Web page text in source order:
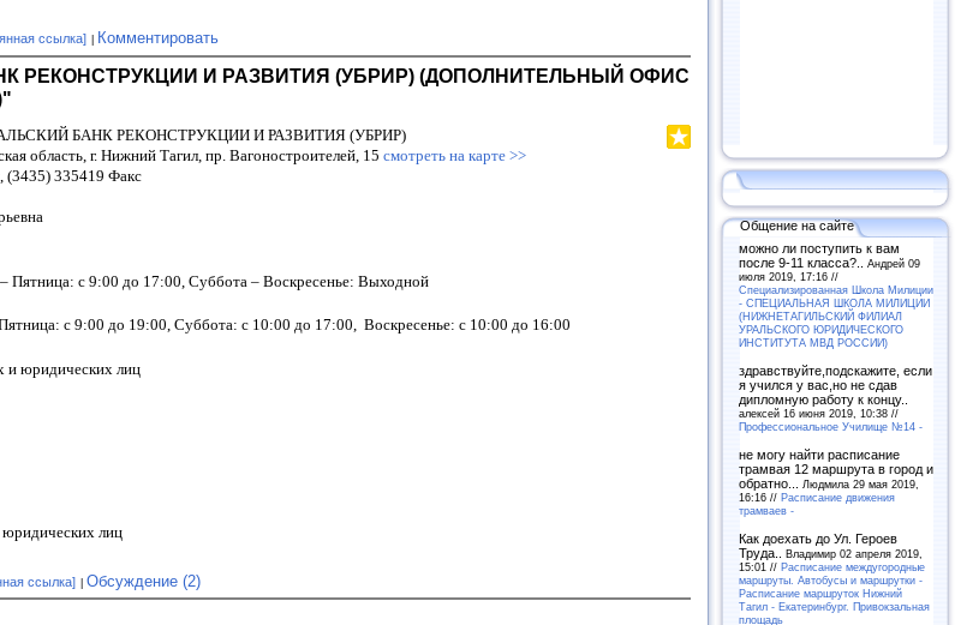
ссылка] Комментировать
РЕКОНСТРУКЦИИ И РАЗВИТИЯ (УБРИР) (ДОПОЛНИТЕЛЬНЫЙ ОФИС
БАНК РЕКОНСТРУКЦИИ И РАЗВИТИЯ (УБРИР)
область, г. Нижний Тагил, пр. Вагоностроителей, 15 смотреть на карте >>
335419 Факс
Пятница: с 9:00 до 17:00, Суббота – Воскресенье: Выходной
с 9:00 до 19:00, Суббота: с 10:00 до 17:00, Воскресенье: с 10:00 до 16:00
и юридических лиц
юридических лиц
ссылка] Обсуждение (2)
Общение на сайте
можно ли поступить к вам
после 9-11 класса?.. Андрей 09
июля 2019, 17:16 //
Специализированная Школа Милиции
- СПЕЦИАЛЬНАЯ ШКОЛА МИЛИЦИИ
(НИЖНЕТАГИЛЬСКИЙ ФИЛИАЛ
УРАЛЬСКОГО ЮРИДИЧЕСКОГО
ИНСТИТУТА МВД РОССИИ)
здравствуйте,подскажите, если
я учился у вас,но не сдав
дипломную работу к концу..
алексей 16 июня 2019, 10:38 //
Профессиональное Училище №14 -
не могу найти расписание
трамвая 12 маршрута в город и
обратно...
Людмила 29 мая 2019,
16:16 // Расписание движения
трамваев -
Как доехать до Ул. Героев
Труда.. Владимир 02 апреля 2019,
15:01 // Расписание междугородные
маршруты. Автобусы и маршрутки -
Расписание маршруток Нижний
Тагил - Екатеринбург. Привокзальная
площадь